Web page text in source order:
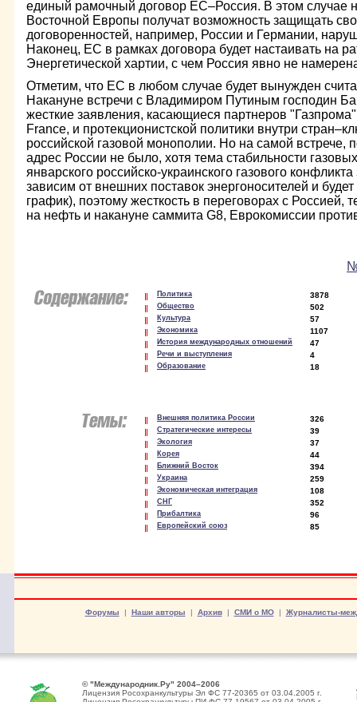
единый рамочный договор ЕС–Россия. В этом случае
Восточной Европы получат возможность защищать
договоренностей, например, России и Германии,
Наконец, ЕС в рамках договора будет настаивать на
Энергетической хартии, с чем Россия явно не
Отметим, что ЕС в любом случае будет вынужден
Накануне встречи с Владимиром Путиным господин
жесткие заявления, касающиеся партнеров
France, и протекционистской политики внутри
российской газовой монополии. Но на самой встрече,
адрес России не было, хотя тема стабильности
январского российско-украинского газового
зависим от внешних поставок энергоносителей и
график), поэтому жесткость в переговорах с Россией,
на нефть и накануне саммита G8, Еврокомиссии
Политика 3878
Общество 502
Культура 57
Экономика 1107
История международных отношений 47
Речи и выступления 4
Образование 18
Внешняя политика России 326
Стратегические интересы 39
Экология 37
Корея 44
Ближний Восток 394
Украина 259
Экономическая интеграция 108
СНГ 352
Прибалтика 96
Европейский союз 85
Форумы | Наши авторы | Архив| СМИ о МО| Журналисты-
© "Международник.Ру" 2004–2006
Лицензия Росохранкультуры Эл ФС 77-20365 от 03.04.2005 г.